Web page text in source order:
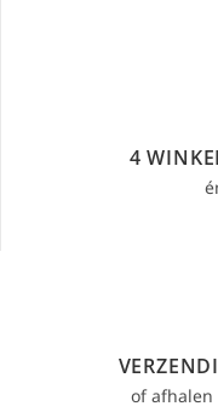
4
of afhalen